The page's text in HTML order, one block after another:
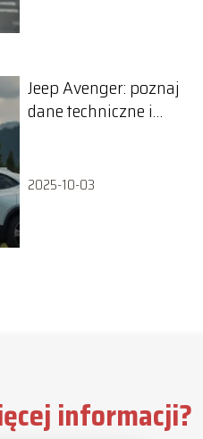
Jeep Avenger: poznaj
dane techniczne i
2025-10-03
informacji?